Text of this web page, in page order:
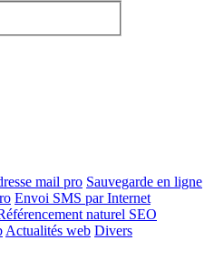
mail pro Sauvegarde en ligne
Envoi SMS par Internet
naturel SEO
Actualités web Divers